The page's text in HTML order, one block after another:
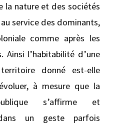
la nature et des sociétés
service des dominants,
comme après les
Ainsi l’habitabilité d’une
donné est-elle
à mesure que la
s’affirme et
un geste parfois